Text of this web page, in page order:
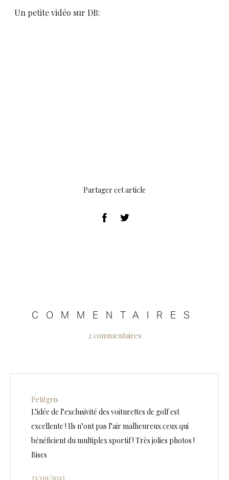
Un petite vidéo sur DB:
Partager cet article
COMMENTAIRES
2 commentaires
Petitgris
L’idée de l’exclusivité des voiturettes de golf est
excellente ! Ils n’ont pas l’air malheureux ceux qui
bénéficient du multiplex sportif ! Très jolies photos !
Bises
23/09/2012